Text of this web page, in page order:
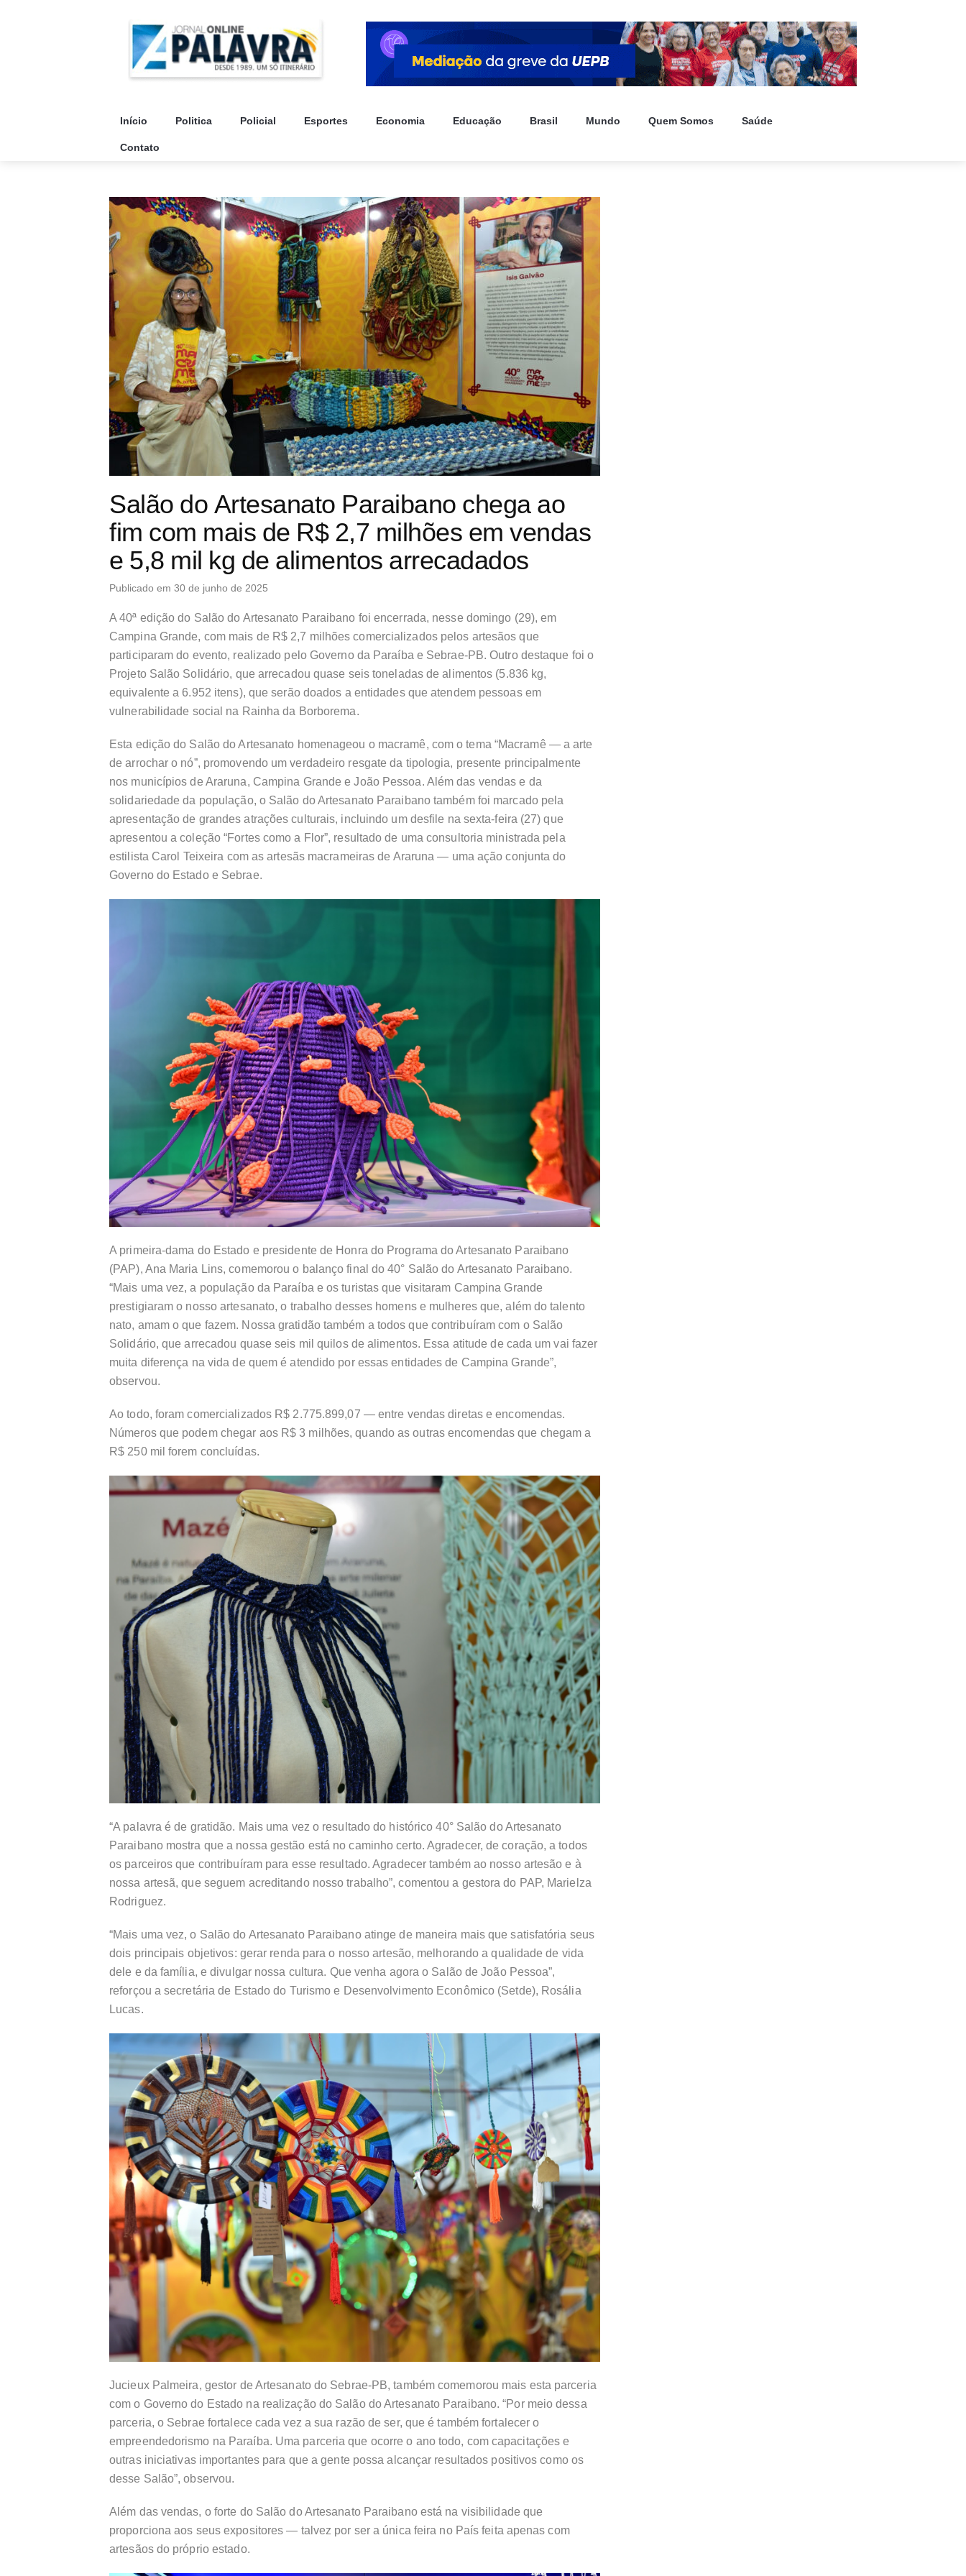
Início Politica Policial Esportes Economia Educação Brasil Mundo Quem Somos Saúde
Contato
Salão do Artesanato Paraibano chega ao
fim com mais de R$ 2,7 milhões em vendas
e 5,8 mil kg de alimentos arrecadados
Publicado em 30 de junho de 2025
A 40ª edição do Salão do Artesanato Paraibano foi encerrada, nesse domingo (29), em
Campina Grande, com mais de R$ 2,7 milhões comercializados pelos artesãos que
participaram do evento, realizado pelo Governo da Paraíba e Sebrae-PB. Outro destaque foi o
Projeto Salão Solidário, que arrecadou quase seis toneladas de alimentos (5.836 kg,
equivalente a 6.952 itens), que serão doados a entidades que atendem pessoas em
vulnerabilidade social na Rainha da Borborema.
Esta edição do Salão do Artesanato homenageou o macramê, com o tema “Macramê — a arte
de arrochar o nó”, promovendo um verdadeiro resgate da tipologia, presente principalmente
nos municípios de Araruna, Campina Grande e João Pessoa. Além das vendas e da
solidariedade da população, o Salão do Artesanato Paraibano também foi marcado pela
apresentação de grandes atrações culturais, incluindo um desfile na sexta-feira (27) que
apresentou a coleção “Fortes como a Flor”, resultado de uma consultoria ministrada pela
estilista Carol Teixeira com as artesãs macrameiras de Araruna — uma ação conjunta do
Governo do Estado e Sebrae.
A primeira-dama do Estado e presidente de Honra do Programa do Artesanato Paraibano
(PAP), Ana Maria Lins, comemorou o balanço final do 40° Salão do Artesanato Paraibano.
“Mais uma vez, a população da Paraíba e os turistas que visitaram Campina Grande
prestigiaram o nosso artesanato, o trabalho desses homens e mulheres que, além do talento
nato, amam o que fazem. Nossa gratidão também a todos que contribuíram com o Salão
Solidário, que arrecadou quase seis mil quilos de alimentos. Essa atitude de cada um vai fazer
muita diferença na vida de quem é atendido por essas entidades de Campina Grande”,
observou.
Ao todo, foram comercializados R$ 2.775.899,07 — entre vendas diretas e encomendas.
Números que podem chegar aos R$ 3 milhões, quando as outras encomendas que chegam a
R$ 250 mil forem concluídas.
“A palavra é de gratidão. Mais uma vez o resultado do histórico 40° Salão do Artesanato
Paraibano mostra que a nossa gestão está no caminho certo. Agradecer, de coração, a todos
os parceiros que contribuíram para esse resultado. Agradecer também ao nosso artesão e à
nossa artesã, que seguem acreditando nosso trabalho”, comentou a gestora do PAP, Marielza
Rodriguez.
“Mais uma vez, o Salão do Artesanato Paraibano atinge de maneira mais que satisfatória seus
dois principais objetivos: gerar renda para o nosso artesão, melhorando a qualidade de vida
dele e da família, e divulgar nossa cultura. Que venha agora o Salão de João Pessoa”,
reforçou a secretária de Estado do Turismo e Desenvolvimento Econômico (Setde), Rosália
Lucas.
Jucieux Palmeira, gestor de Artesanato do Sebrae-PB, também comemorou mais esta parceria
com o Governo do Estado na realização do Salão do Artesanato Paraibano. “Por meio dessa
parceria, o Sebrae fortalece cada vez a sua razão de ser, que é também fortalecer o
empreendedorismo na Paraíba. Uma parceria que ocorre o ano todo, com capacitações e
outras iniciativas importantes para que a gente possa alcançar resultados positivos como os
desse Salão”, observou.
Além das vendas, o forte do Salão do Artesanato Paraibano está na visibilidade que
proporciona aos seus expositores — talvez por ser a única feira no País feita apenas com
artesãos do próprio estado.